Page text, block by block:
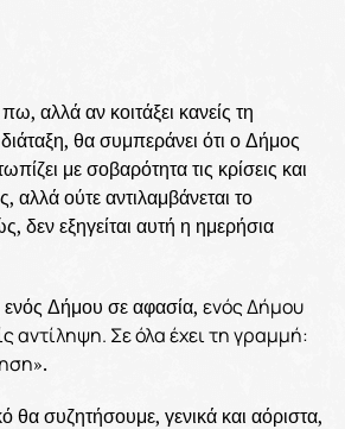
αλλά αν κοιτάξει κανείς τη
θα συμπεράνει ότι ο Δήμος
με σοβαρότητα τις κρίσεις και
αλλά ούτε αντιλαμβάνεται το
δεν εξηγείται αυτή η ημερήσια
ενός Δήμου σε αφασία, ενός Δήμου
αντίληψη. Σε όλα έχει τη γραμμή:
».
θα συζητήσουμε, γενικά και αόριστα,